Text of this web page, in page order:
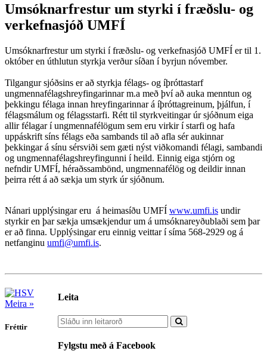
Umsóknarfrestur um styrki í fræðslu- og
verkefnasjóð UMFÍ
Umsóknarfrestur um styrki í fræðslu- og verkefnasjóð UMFÍ er til 1.
október en úthlutun styrkja verður síðan í byrjun nóvember.
Tilgangur sjóðsins er að styrkja félags- og íþróttastarf
ungmennafélagshreyfingarinnar m.a með því að auka menntun og
þekkingu félaga innan hreyfingarinnar á íþróttagreinum, þjálfun, í
félagsmálum og félagsstarfi. Rétt til styrkveitingar úr sjóðnum eiga
allir félagar í ungmennafélögum sem eru virkir í starfi og hafa
uppáskrift síns félags eða sambands til að afla sér aukinnar
þekkingar á sínu sérsviði sem gæti nýst viðkomandi félagi, sambandi
og ungmennafélagshreyfingunni í heild. Einnig eiga stjórn og
nefndir UMFÍ, héraðssambönd, ungmennafélög og deildir innan
þeirra rétt á að sækja um styrk úr sjóðnum.
Nánari upplýsingar eru á heimasíðu UMFÍ www.umfi.is undir
styrkir en þar sækja umsækjendur um á umsóknareyðublaði sem þar
er að finna. Upplýsingar eru einnig veittar í síma 568-2929 og á
netfanginu umfi@umfi.is.
Leita
Fylgstu með á Facebook
Meira »
Fréttir